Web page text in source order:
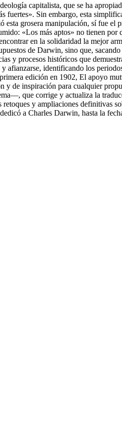
capitalista, que se ha
Sin embargo, esta
grosera manipulación, sí fue el
«Los más aptos» no tienen
en la solidaridad la mejor
de Darwin, sino que,
y procesos históricos que
identificando los
edición en 1902, El apoyo
de inspiración para cualquier
que corrige y actualiza la
y ampliaciones definitivas
a Charles Darwin, hasta la